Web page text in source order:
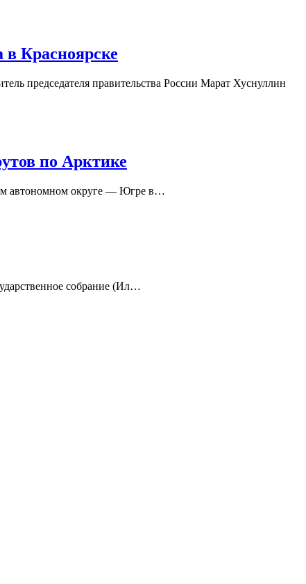
в Красноярске
председателя правительства России Марат Хуснуллин
по Арктике
автономном округе — Югре в…
собрание (Ил…